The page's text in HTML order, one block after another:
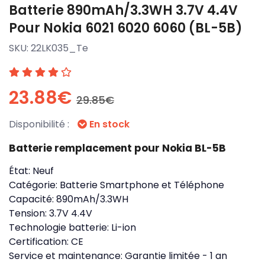
Batterie 890mAh/3.3WH 3.7V 4.4V
Pour Nokia 6021 6020 6060 (BL-5B)
SKU: 22LK035_Te
23.88€ 29.85€
Disponibilité : En stock
Batterie remplacement pour Nokia BL-5B
État: Neuf
Catégorie: Batterie Smartphone et Téléphone
Capacité: 890mAh/3.3WH
Tension: 3.7V 4.4V
Technologie batterie: Li-ion
Certification: CE
Service et maintenance: Garantie limitée - 1 an